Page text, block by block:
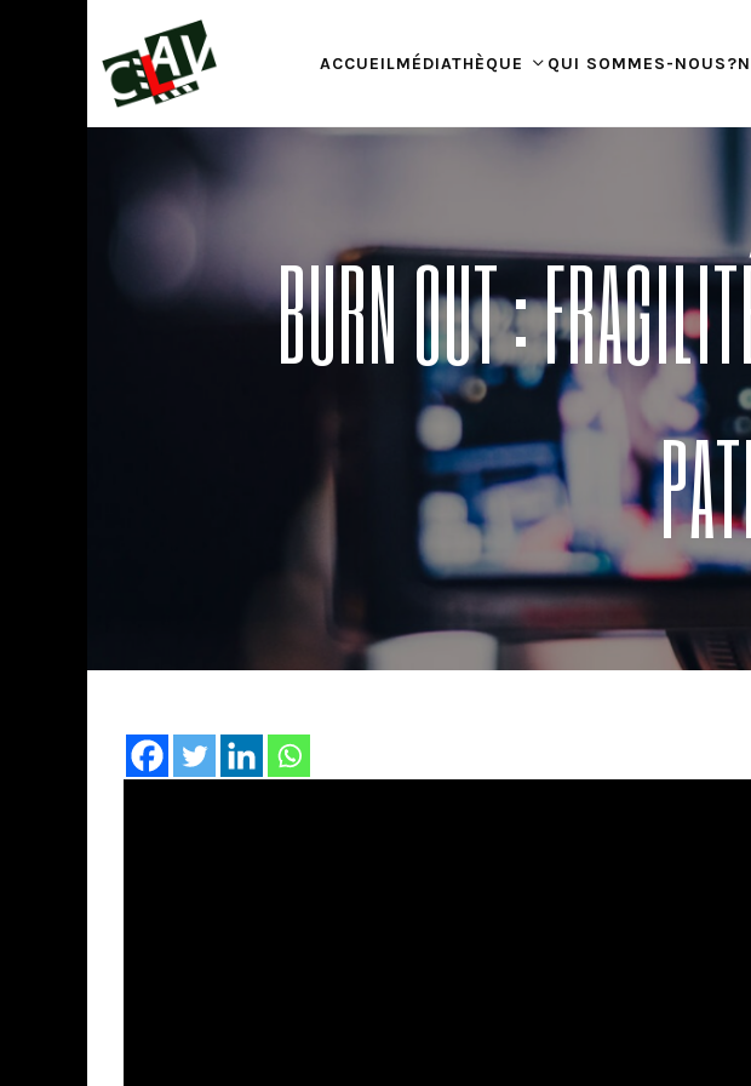
ACCUEILMÉDIATHÈQUE QUI SOMMES-NOUS?
BURN OUT :